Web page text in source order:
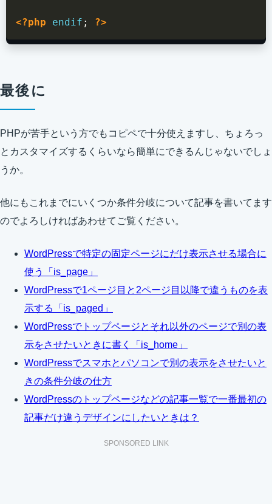
<?php endif ; ?>
最後に
PHPが苦手という方でもコピペで十分使えますし、ちょろっ
とカスタマイズするくらいなら簡単にできるんじゃないでしょ
うか。
他にもこれまでにいくつか条件分岐について記事を書いてます
のでよろしければあわせてご覧ください。
WordPressで特定の固定ページにだけ表示させる場合に
使う「is_page」
WordPressで1ページ目と2ページ目以降で違うものを表
示する「is_paged」
WordPressでトップページとそれ以外のページで別の表
示をさせたいときに書く「is_home」
WordPressでスマホとパソコンで別の表示をさせたいと
きの条件分岐の仕方
WordPressのトップページなどの記事一覧で一番最初の
記事だけ違うデザインにしたいときは？
SPONSORED LINK